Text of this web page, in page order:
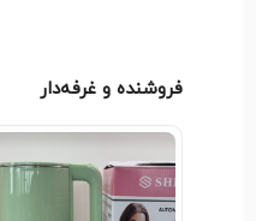
انتخاب کنید.
معرفیکتری
64
فروشنده و غرفه‌دار